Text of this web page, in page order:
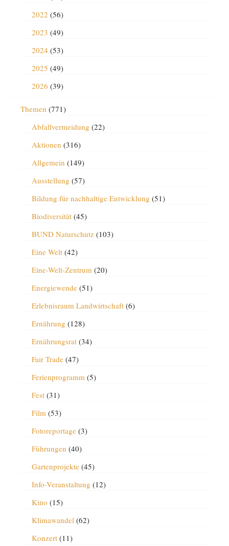
2022 (56)
2023 (49)
2024 (53)
2025 (49)
2026 (39)
Themen (771)
Abfallvermeidung (22)
Aktionen (316)
Allgemein (149)
Ausstellung (57)
Bildung für nachhaltige Entwicklung (51)
Biodiversität(45)
BUND Naturschutz(103)
Eine Welt(42)
Eine-Welt-Zentrum (20)
Energiewende(51)
Erlebnisraum Landwirtschaft(6)
Ernährung (128)
Ernährungsrat(34)
Fair Trade(47)
Ferienprogramm (5)
Fest(31)
Film (53)
Fotoreportage(3)
Führungen (40)
Gartenprojekte(45)
Info-Veranstaltung (12)
Kino (15)
Klimawandel (62)
Konzert(11)